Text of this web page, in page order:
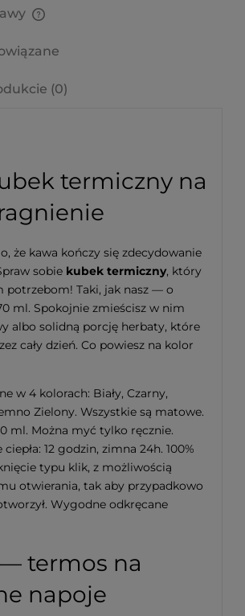
(0)
termiczny na
że kawa kończy się zdecydowanie
sobie kubek termiczny, który
potrzebom! Taki, jak nasz — o
ml. Spokojnie zmieścisz w nim
albo solidną porcję herbaty, które
cały dzień. Co powiesz na kolor
w 4 kolorach: Biały, Czarny,
Zielony. Wszystkie są matowe.
ml. Można myć tylko ręcznie.
12 godzin, zimna 24h. 100%
typu klik, z możliwością
otwierania, tak aby przypadkowo
Wygodne odkręcane
termos na
napoje